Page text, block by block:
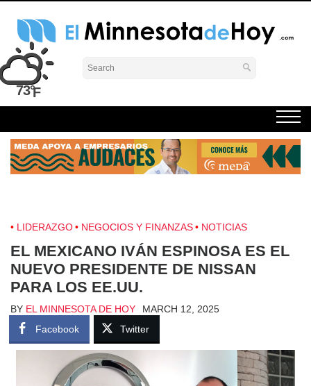
Skip
content
El Minnesota de Hoy Noticias
Latino Noticias Minnesota News
73°
LIDERAZGO NEGOCIOS Y FINANZAS NOTICIAS
EL MEXICANO IVÁN ESPINOSA ES EL
NUEVO PRESIDENTE DE NISSAN
PARA LOS EE.UU.
BY EL MINNESOTA DE HOY
MARCH 12, 2025
Facebook
Twitter